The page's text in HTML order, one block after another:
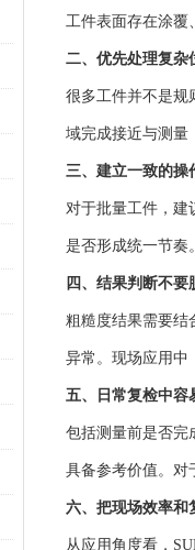
工件表面存在涂覆
二、优先处理复杂
很多工件并不是规
域完成接近与测量
三、建立一致的操
对于批量工件，建
是否形成统一节奏
四、结果判断不要
粗糙度结果需要结
异常。现场应用中
五、日常复检中容
包括测量前是否完
具备参考价值。对
六、把现场效率和
从应用角度看，